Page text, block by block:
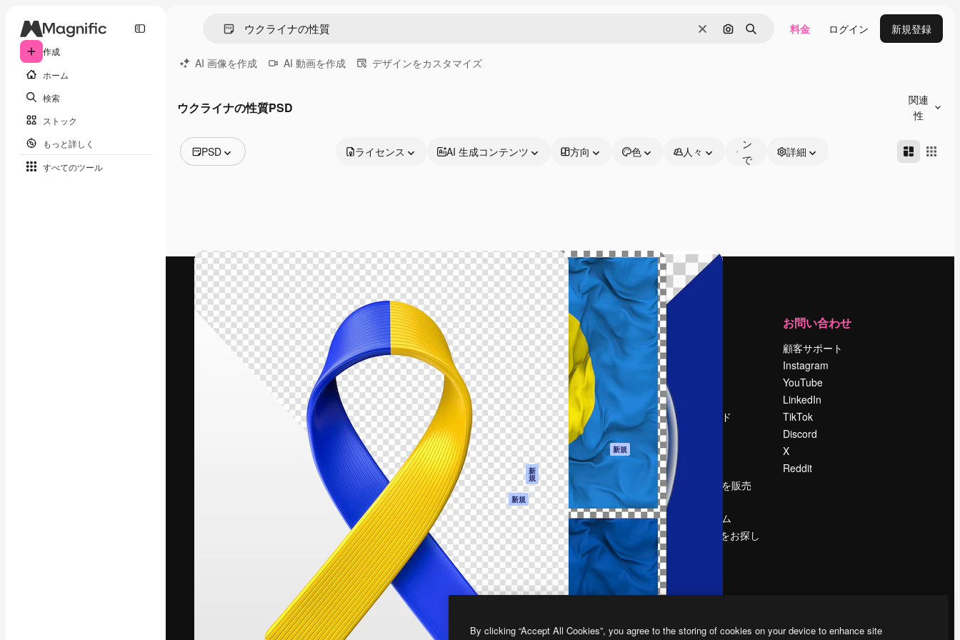
作成
ホーム
検索
ストック
もっと詳しく
すべてのツール
消去 画像で検索
検索 料金 ログイン 新規登録
AI 画像を作成 AI 動画を作成 デザインをカスタマイズ
ウクライナの性質PSD
関連
性
PSD
動画
映像素材
モーショングラフィックス
動画テンプレート
アイコン
3D モデル
フォント
ライセンス AI 生成コンテンツ 方向 色 人々
ン
で
詳細
最高のクリエイティブ制作を導くためのプラ
ットフォーム。クリエイター、企業、代理
店、スタジオを含む100万人以上が利用して
います。
日本語
製品
Spaces
AI アシスタント
AI 画像生成ツール
AI 動画生成ツール
AI 音声合成ツール
ストックコンテン
ツ
Claude/ChatGPT
向けMCP
新
規
エージェント 新規
API
モバイルアプリ
すべてのMagnificツ
ール
はじめに
Academy
ドキュメント
サポート
利用規約
プライバシーポリ
シー
オリジナル 新規
クッキーポリシー
トラストセンター
アフィリエイト
法人向け
採用情報
検索トレンド
ブログ
イベント
Slidesgo
コンテンツを販売
プレスルーム
magnific.aiをお探し
お問い合わせ
顧客サポート
Instagram
YouTube
LinkedIn
TikTok
Discord
X
Reddit
Copyright © 2010-2026Freepik Company S.L.U.
By clicking “Accept All Cookies”, you agree to the storing of cookies on your device to enhance site